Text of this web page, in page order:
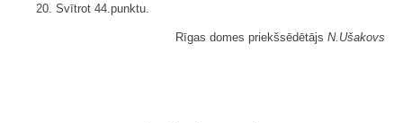
20. Svītrot 44.punktu.
Rīgas domes priekšsēdētājs N.Ušakovs